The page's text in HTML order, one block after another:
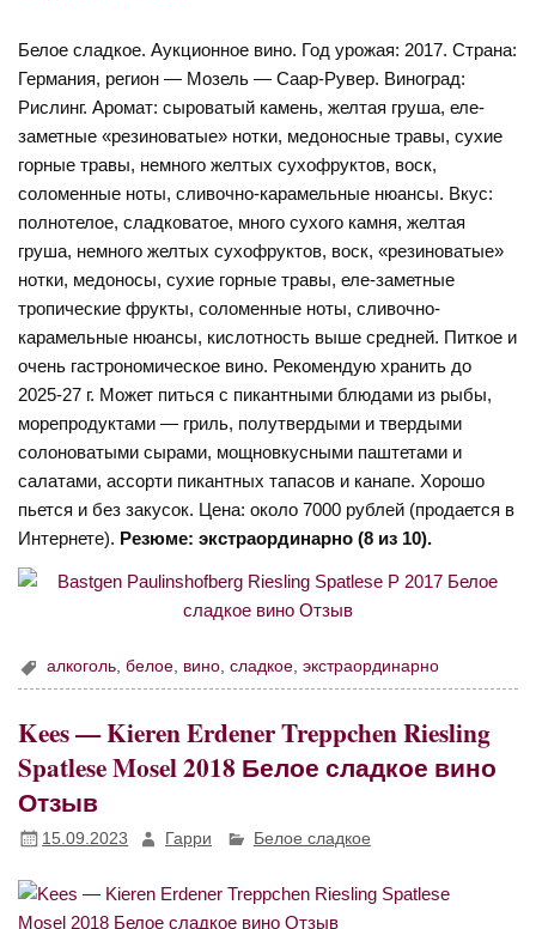
Белое сладкое. Аукционное вино. Год урожая: 2017. Страна:
Германия, регион — Мозель — Саар-Рувер. Виноград:
Рислинг. Аромат: сыроватый камень, желтая груша, еле-
заметные «резиноватые» нотки, медоносные травы, сухие
горные травы, немного желтых сухофруктов, воск,
соломенные ноты, сливочно-карамельные нюансы. Вкус:
полнотелое, сладковатое, много сухого камня, желтая
груша, немного желтых сухофруктов, воск, «резиноватые»
нотки, медоносы, сухие горные травы, еле-заметные
тропические фрукты, соломенные ноты, сливочно-
карамельные нюансы, кислотность выше средней. Питкое и
очень гастрономическое вино. Рекомендую хранить до
2025-27 г. Может питься с пикантными блюдами из рыбы,
морепродуктами — гриль, полутвердыми и твердыми
солоноватыми сырами, мощновкусными паштетами и
салатами, ассорти пикантных тапасов и канапе. Хорошо
пьется и без закусок. Цена: около 7000 рублей (продается в
Интернете). Резюме: экстраординарно (8 из 10).
алкоголь ,белое вино ,сладкое ,экстраординарно
Kees — Kieren Erdener Treppchen Riesling
Spatlese Mosel 2018 Белое сладкое вино
Отзыв
15.09.2023 Гарри Белое сладкое